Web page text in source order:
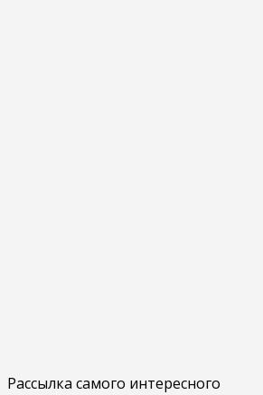
Рассылка самого интересного